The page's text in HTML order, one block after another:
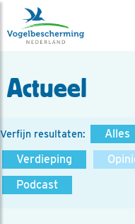
Actueel
Verfijn resultaten: Alles
Verdieping
Podcast